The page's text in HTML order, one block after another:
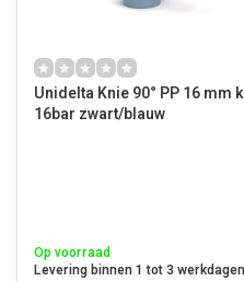
Unidelta Knie 90° PP 16 mm
16bar zwart/blauw
Op voorraad
Levering binnen 1 tot 3 werkdagen